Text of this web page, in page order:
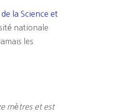
la Science et
nationale
les
mètres et est